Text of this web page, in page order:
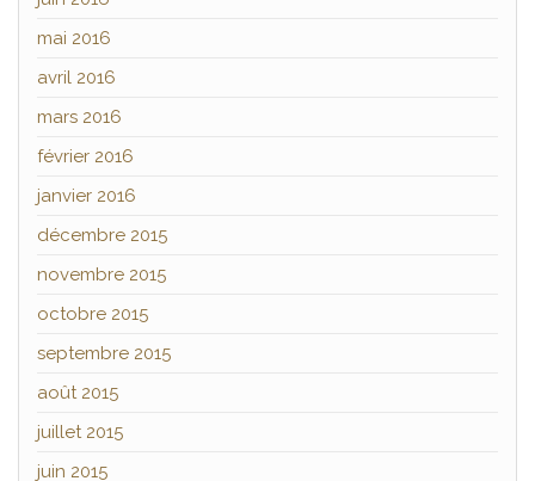
mai 2016
avril 2016
mars 2016
février 2016
janvier 2016
décembre 2015
novembre 2015
octobre 2015
septembre 2015
août 2015
juillet 2015
juin 2015